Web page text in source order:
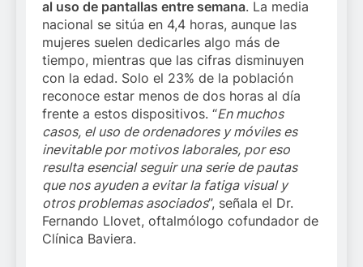
al uso de pantallas entre semana. La media
nacional se sitúa en 4,4 horas, aunque las
mujeres suelen dedicarles algo más de
tiempo, mientras que las cifras disminuyen
con la edad. Solo el 23% de la población
reconoce estar menos de dos horas al día
frente a estos dispositivos. “En muchos
casos, el uso de ordenadores y móviles es
inevitable por motivos laborales, por eso
resulta esencial seguir una serie de pautas
que nos ayuden a evitar la fatiga visual y
otros problemas asociados”, señala el Dr.
Fernando Llovet, oftalmólogo cofundador de
Clínica Baviera.